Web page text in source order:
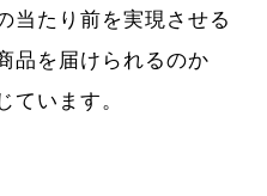
当たり前を実現させる
品を届けられるのか
ています。